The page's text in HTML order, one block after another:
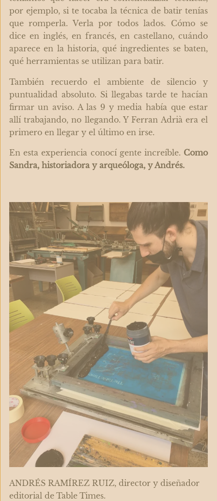
por ejemplo, si te tocaba la técnica de batir tenías
que romperla. Verla por todos lados. Cómo se
dice en inglés, en francés, en castellano, cuándo
aparece en la historia, qué ingredientes se baten,
qué herramientas se utilizan para batir.
También recuerdo el ambiente de silencio y
puntualidad absoluto. Si llegabas tarde te hacían
firmar un aviso. A las 9 y media había que estar
allí trabajando, no llegando. Y Ferran Adrià era el
primero en llegar y el último en irse.
En esta experiencia conocí gente increíble. Como
Sandra, historiadora y arqueóloga, y Andrés.
ANDRÉS RAMÍREZ RUIZ, director y diseñador
editorial de Table Times.